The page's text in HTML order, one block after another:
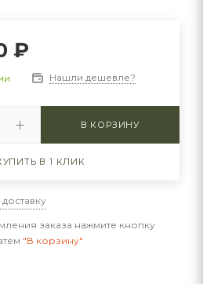
₽
Нашли дешевле?
В КОРЗИНУ
В 1 КЛИК
доставку
заказа нажмите кнопку
"В корзину"